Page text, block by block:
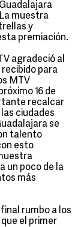
muestra
y
premiación.
agradeció al
recibido para
MTV
16 de
recalcar
ciudades
se
talento
esto
un poco de la
más
rumbo a los
el primer